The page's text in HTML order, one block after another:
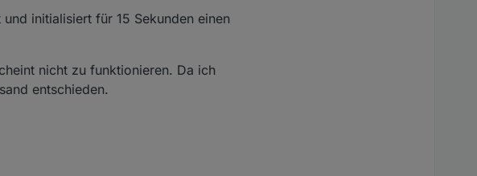
initialisiert für 15 Sekunden einen
nicht zu funktionieren. Da ich
entschieden.